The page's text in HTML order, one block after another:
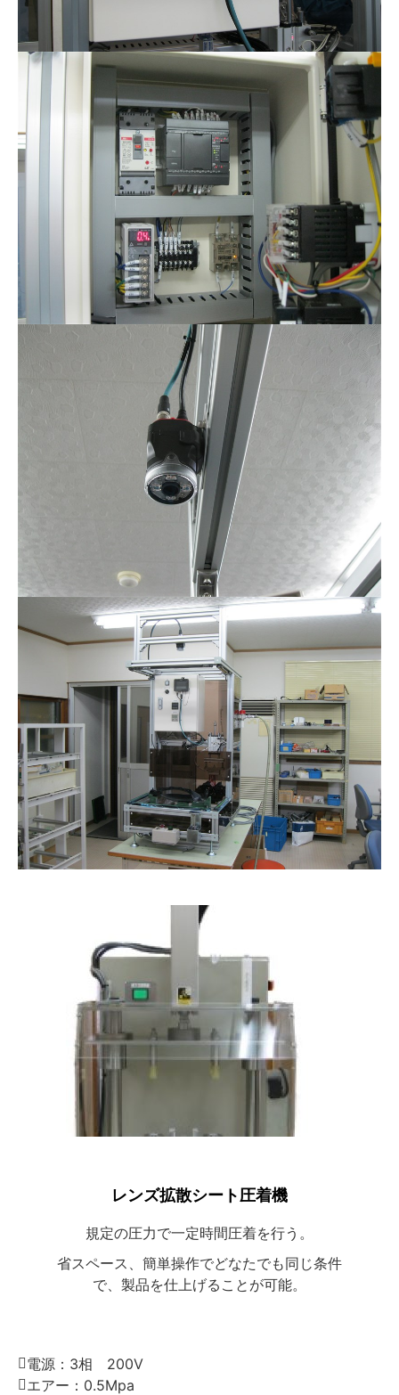
レンズ拡散シート圧着機
規定の圧力で一定時間圧着を行う。
省スペース、簡単操作でどなたでも同じ条件
で、製品を仕上げることが可能。
電源： 3相 200V
エアー： 0.5Mpa